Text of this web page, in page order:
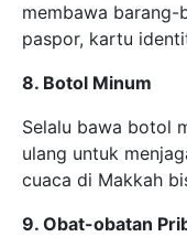
membawa
paspor, kartu
8. Botol Minum
Selalu bawa botol
ulang untuk
cuaca di Makkah
9. Obat-obatan